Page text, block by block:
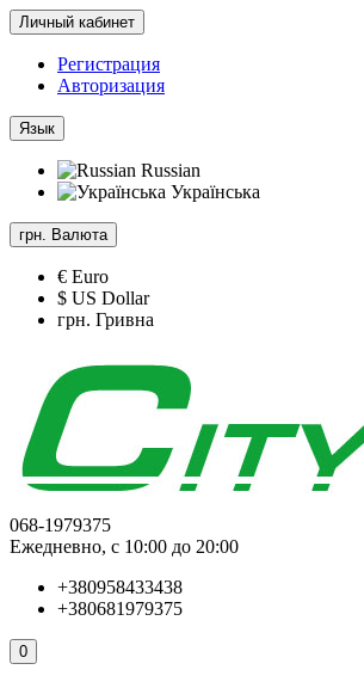
Личный кабинет
Регистрация
Авторизация
Язык
Russian
Українська
грн. Валюта
€ Euro
$ US Dollar
грн. Гривна
068-1979375
Ежедневно, с 10:00 до 20:00
+380958433438
+380681979375
0